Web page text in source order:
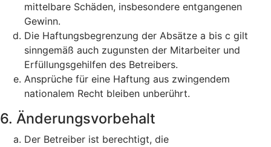
mittelbare Schäden, insbesondere entgangenen
Gewinn.
Die Haftungsbegrenzung der Absätze a bis c gilt
sinngemäß auch zugunsten der Mitarbeiter und
Erfüllungsgehilfen des Betreibers.
Ansprüche für eine Haftung aus zwingendem
nationalem Recht bleiben unberührt.
6. Änderungsvorbehalt
Der Betreiber ist berechtigt, die